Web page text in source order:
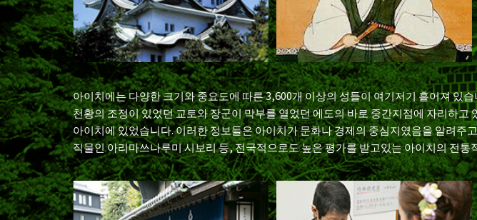
아이치에는 다양한 크기와 중요도에 따른 3,600개 이상의 성들이 여기저기 흩어져 있
천황의 조정이 있었던 교토와 장군이 막부를 열었던 에도의 바로 중간지점에 자리하
아이치에 있었습니다. 이러한 정보들은 아이치가 문화나 경제의 중심지였음을 알려
직물인 아리마쓰나루미 시보리 등, 전국적으로도 높은 평가를 받고있는 아이치의 전통